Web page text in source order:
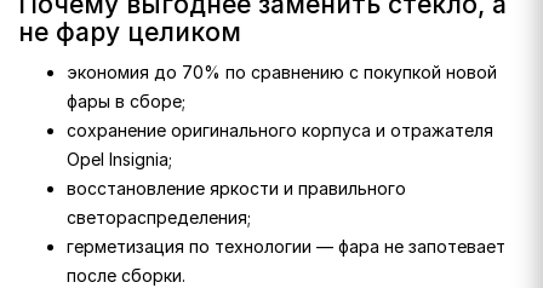
не фару целиком
экономия до 70% по сравнению с покупкой новой
фары в сборе;
сохранение оригинального корпуса и отражателя
Opel Insignia;
восстановление яркости и правильного
светораспределения;
герметизация по технологии — фара не запотевает
после сборки.